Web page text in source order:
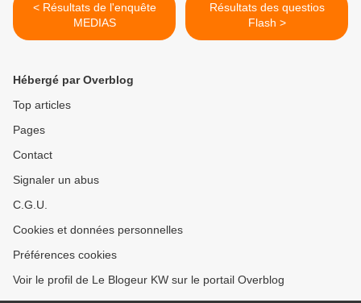
< Résultats de l'enquête
MEDIAS
Résultats des questios
Flash >
Hébergé par Overblog
Top articles
Pages
Contact
Signaler un abus
C.G.U.
Cookies et données personnelles
Préférences cookies
Voir le profil de Le Blogeur KW sur le portail Overblog